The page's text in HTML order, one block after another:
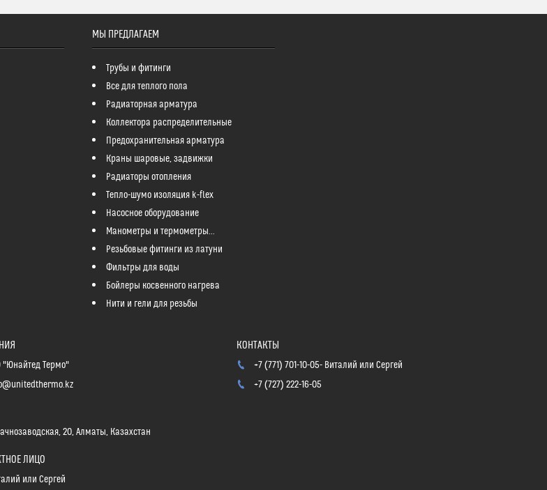
МЫ ПРЕДЛАГАЕМ
Трубы и фитинги
Все для теплого пола
Радиаторная арматура
Коллектора распределительные
Предохранительная арматура
Краны шаровые, задвижки
Радиаторы отопления
Тепло-шумо изоляция k-flex
Насосное оборудование
Манометры и термометры...
Резьбовые фитинги из латуни
Фильтры для воды
Бойлеры косвенного нагрева
Нити и гели для резьбы
"Юнайтед Термо"
20, Алматы, Казахстан
или Сергей
+7 (771) 701-10-05 Виталий или Сергей
+7 (727) 222-16-05